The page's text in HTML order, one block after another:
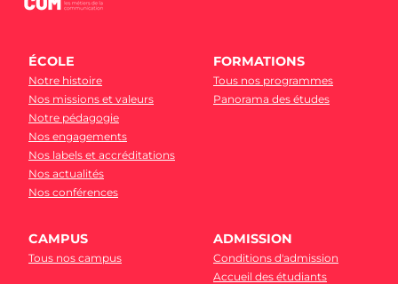
ÉCOLE
Notre histoire
Nos missions et valeurs
Notre pédagogie
Nos engagements
Nos labels et accréditations
Nos actualités
Nos conférences
FORMATIONS
Tous nos programmes
Panorama des études
CAMPUS
Tous nos campus
ADMISSION
Conditions d'admission
Accueil des étudiants